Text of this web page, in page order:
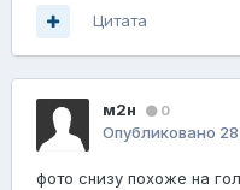
Цитата
м2н 0
Опубликовано
фото снизу похоже на